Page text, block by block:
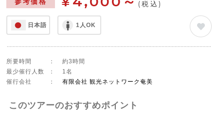
(税込)
日本語 1人OK
所要時間 ：
約3時間
最少催行人数
：
1名
催行会社
： 有限会社 観光ネットワーク奄美
このツアーのおすすめポイント